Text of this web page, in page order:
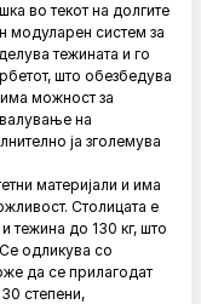
во текот на долгите
модуларен систем за
тежината и го
што обезбедува
можност за
на
ја зголемува
материјали и има
Столицата е
тежина до 130 кг, што
одликува со
да се прилагодат
степени,